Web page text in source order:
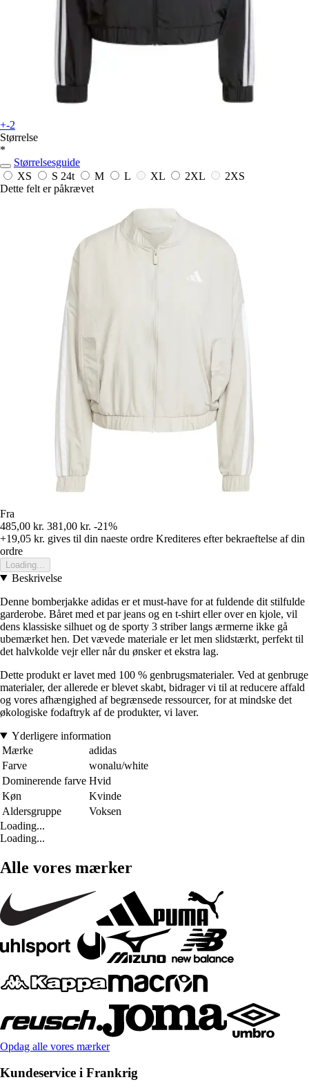
+-2
Størrelse
*
Størrelsesguide
XS
S 24t M L XL 2XL
2XS
Dette felt er påkrævet
Fra
485,00 kr. 381,00 kr. -21%
+19,05 kr. gives til din naeste ordre Krediteres efter bekraeftelse af din
ordre
Loading...
Beskrivelse
Denne bomberjakke adidas er et must-have for at fuldende dit stilfulde
garderobe. Båret med et par jeans og en t-shirt eller over en kjole, vil
dens klassiske silhuet og de sporty 3 striber langs ærmerne ikke gå
ubemærket hen. Det vævede materiale er let men slidstærkt, perfekt til
det halvkolde vejr eller når du ønsker et ekstra lag.
Dette produkt er lavet med 100 % genbrugsmaterialer. Ved at genbruge
materialer, der allerede er blevet skabt, bidrager vi til at reducere affald
og vores afhængighed af begrænsede ressourcer, for at mindske det
økologiske fodaftryk af de produkter, vi laver.
Yderligere information
Mærke
adidas
Farve
wonalu/white
Dominerende farve Hvid
Køn
Kvinde
Aldersgruppe
Voksen
Loading...
Loading...
Alle vores mærker
Opdag alle vores mærker
Kundeservice i Frankrig